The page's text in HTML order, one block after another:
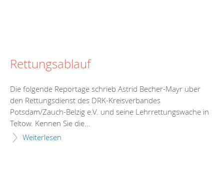
Rettungsablauf
Die folgende Reportage schrieb Astrid Becher-Mayr über
den Rettungsdienst des DRK-Kreisverbandes
Potsdam/Zauch-Belzig e.V. und seine Lehrrettungswache in
Teltow. Kennen Sie die...
Weiterlesen